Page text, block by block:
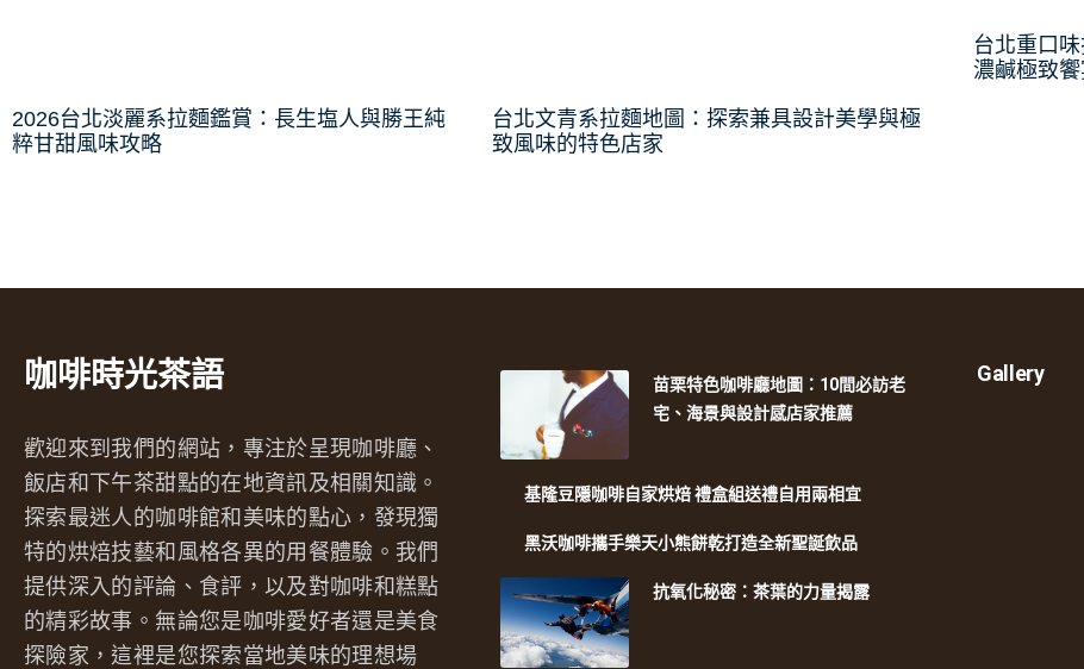
2026台北淡麗系拉麵鑑賞：長生塩人與勝王純
粹甘甜風味攻略
台北文青系拉麵地圖：探索兼具設計美學與極
致風味的特色店家
台北重口
濃鹹極致饗
咖啡時光茶語
歡迎來到我們的網站，專注於呈現咖啡廳、
飯店和下午茶甜點的在地資訊及相關知識。
探索最迷人的咖啡館和美味的點心，發現獨
特的烘焙技藝和風格各異的用餐體驗。我們
提供深入的評論、食評，以及對咖啡和糕點
的精彩故事。無論您是咖啡愛好者還是美食
探險家，這裡是您探索當地美味的理想場
苗栗特色咖啡廳地圖：10間必訪老
宅、海景與設計感店家推薦
基隆豆隱咖啡自家烘焙 禮盒組送禮自用兩相宜
黑沃咖啡攜手樂天小熊餅乾打造全新聖誕飲品
抗氧化秘密：茶葉的力量揭露
Gallery